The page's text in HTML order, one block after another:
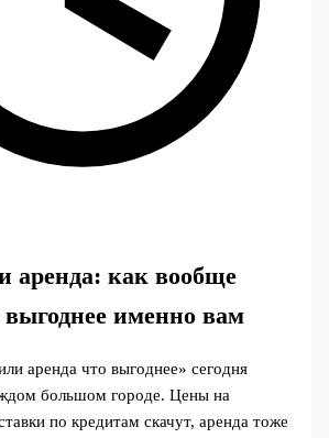
аренда: как вообще
именно вам
аренда что выгоднее» сегодня
большом городе. Цены на
по кредитам скачут, аренда тоже